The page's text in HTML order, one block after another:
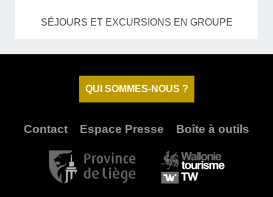
SÉJOURS ET EXCURSIONS EN GROUPE
QUI SOMMES-NOUS ?
Contact Espace Presse Boîte à outils